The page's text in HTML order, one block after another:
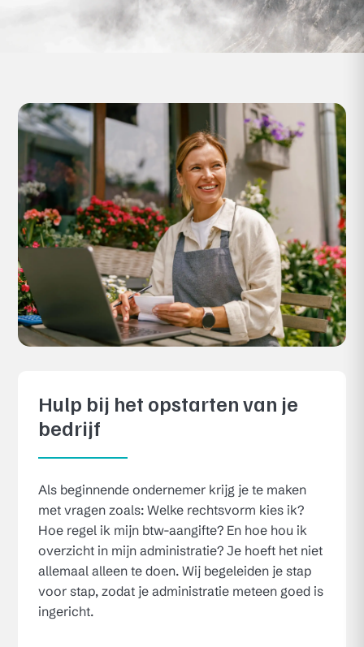
Hulp bij het opstarten van je
bedrijf
Als beginnende ondernemer krijg je te maken
met vragen zoals: Welke rechtsvorm kies ik?
Hoe regel ik mijn btw-aangifte? En hoe hou ik
overzicht in mijn administratie? Je hoeft het niet
allemaal alleen te doen. Wij begeleiden je stap
voor stap, zodat je administratie meteen goed is
ingericht.